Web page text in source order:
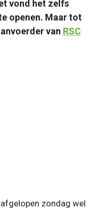
vond het zelfs
openen. Maar tot
van RSC
zondag wel